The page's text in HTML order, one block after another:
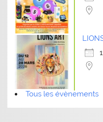
Tous les évènements